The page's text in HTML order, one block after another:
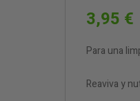
3,95 €
Para una
Reaviva y